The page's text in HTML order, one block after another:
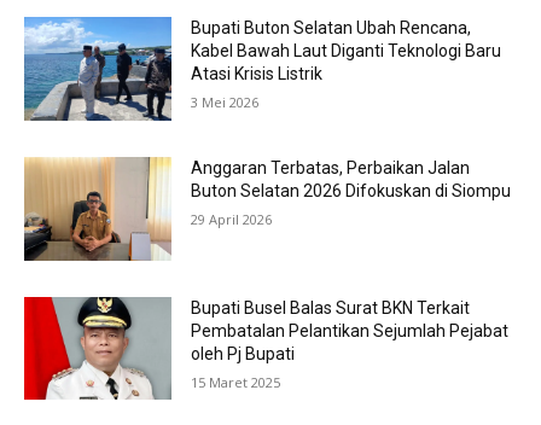
Bupati Buton Selatan Ubah Rencana,
Kabel Bawah Laut Diganti Teknologi Baru
Atasi Krisis Listrik
3 Mei 2026
Anggaran Terbatas, Perbaikan Jalan
Buton Selatan 2026 Difokuskan di Siompu
29 April 2026
Bupati Busel Balas Surat BKN Terkait
Pembatalan Pelantikan Sejumlah Pejabat
oleh Pj Bupati
15 Maret 2025